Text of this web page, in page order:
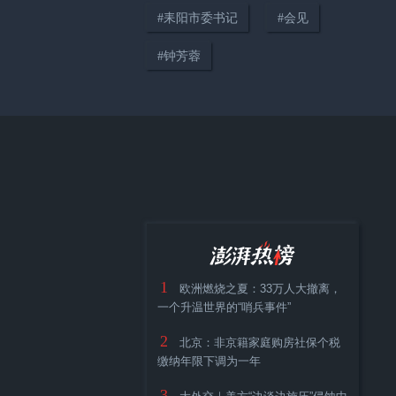
袁树雄深情献唱的家乡隆回竟是
#耒阳市委书记 #会见
#钟芳蓉
1
欧洲燃烧之夏：33万人大撤离，
一个升温世界的“哨兵事件”
2
北京：非京籍家庭购房社保个税
缴纳年限下调为一年